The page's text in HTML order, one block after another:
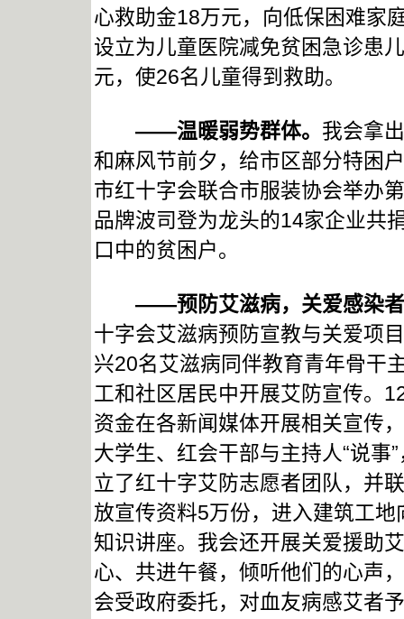
心救助金18万元，向低保困难家
设立为儿童医院减免贫困急诊患
元，使26名儿童得到救助。
——温暖弱势群体。 我会拿
和麻风节前夕，给市区部分特困
市红十字会联合市服装协会举办
品牌波司登为龙头的14家企业共
口中的贫困户。
——预防艾滋病，关爱感染
十字会艾滋病预防宣教与关爱项
兴20名艾滋病同伴教育青年骨干
工和社区居民中开展艾防宣传。
资金在各新闻媒体开展相关宣传
大学生、红会干部与主持人“说事
立了红十字艾防志愿者团队，并
放宣传资料5万份，进入建筑工
知识讲座。我会还开展关爱援助
心、共进午餐，倾听他们的心声
会受政府委托，对血友病感艾者